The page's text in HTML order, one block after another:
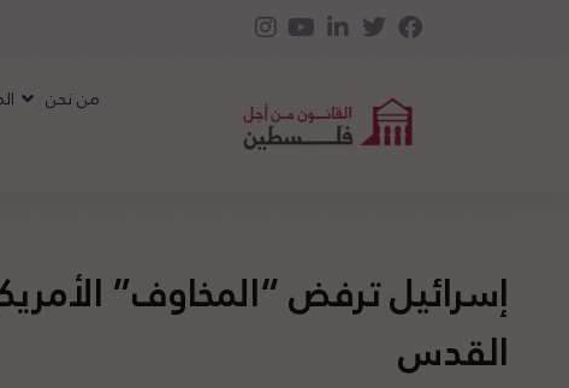
من نحن
إسرائيل ترفض “المخاوف”
القدس